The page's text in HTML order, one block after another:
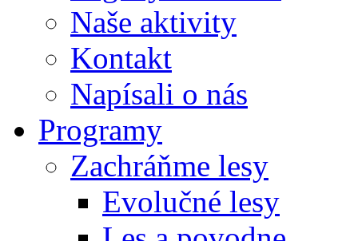
Naše aktivity
Kontakt
Napísali o nás
Programy
Zachráňme lesy
Evolučné lesy